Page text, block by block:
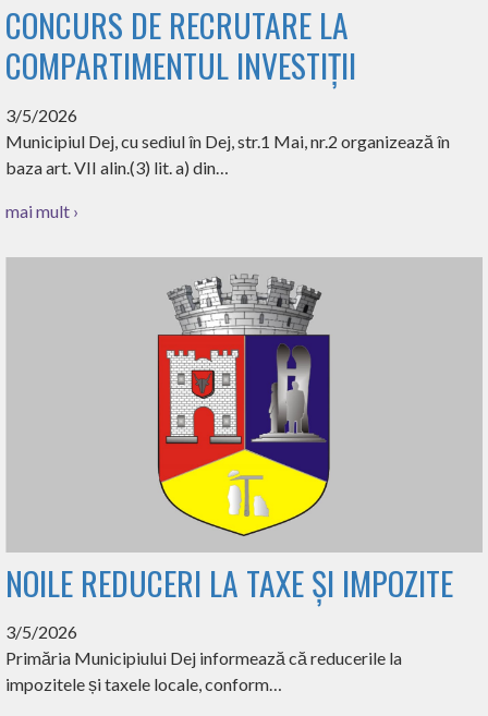
CONCURS DE RECRUTARE LA
COMPARTIMENTUL INVESTIȚII
3/5/2026
Municipiul Dej, cu sediul în Dej, str.1 Mai, nr.2 organizează în
baza art. VII alin.(3) lit. a) din…
mai mult ›
NOILE REDUCERI LA TAXE ȘI IMPOZITE
3/5/2026
Primăria Municipiului Dej informează că reducerile la
impozitele și taxele locale, conform…